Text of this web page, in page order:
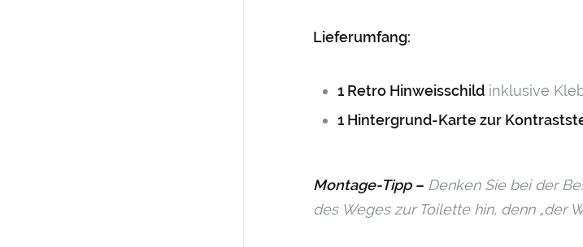
Lieferumfang:
1 Retro Hinweisschild inklusive
1 Hintergrund-Karte zur
Montage-Tipp – Denken Sie bei der
des Weges zur Toilette hin, denn „der